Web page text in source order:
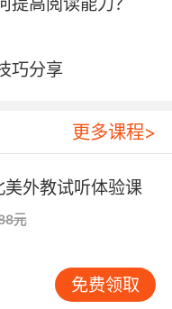
以找一些英语学习
熟能生巧。小孩子
黄金年龄，3~6岁
力最强的年龄段，
放一些正版的音频
巧分享
更多课程>
美外教试听体验课
元
免费领取